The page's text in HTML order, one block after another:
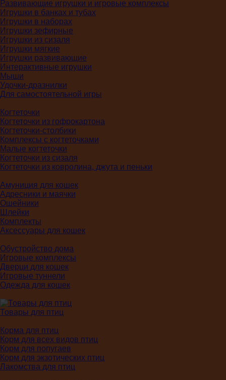
Развивающие игрушки и игровые комплексы
Игрушки в банках и тубах
Игрушки в наборах
Игрушки зефирные
Игрушки из сизаля
Игрушки мягкие
Игрушки развивающие
Интерактивные игрушки
Мыши
Удочки-дразнилки
Для самостоятельной игры
Когтеточки
Когтеточки из гофрокартона
Когтеточки-столбики
Комплексы с когтеточками
Малые когтеточки
Когтеточки из сизаля
Когтеточки из ковролина, джута и пеньки
Амуниция для кошек
Адресники и маячки
Ошейники
Шлейки
Комплекты
Аксессуары для кошек
Обустройство дома
Игровые комплексы
Дверци для кошек
Игровые туннели
Одежда для кошек
Товары для птиц
Корма для птиц
Корм для всех видов птиц
Корм для попугаев
Корм для экзотических птиц
Лакомства для птиц